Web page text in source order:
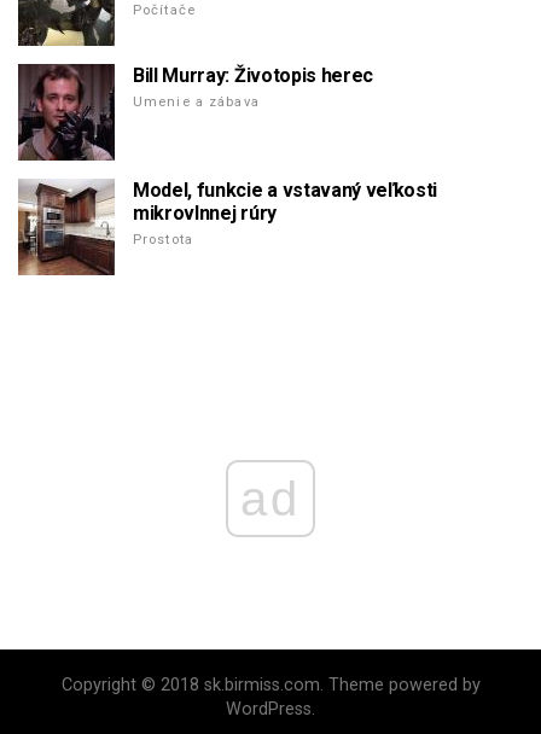
Počítače
Bill Murray: Životopis herec
Umenie a zábava
Model, funkcie a vstavaný veľkosti
mikrovlnnej rúry
Prostota
ad
Copyright © 2018 sk.birmiss.com. Theme powered by
WordPress.